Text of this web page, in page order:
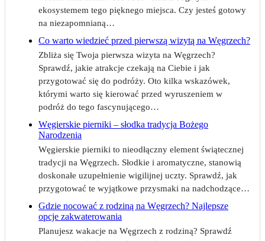
ekosystemem tego pięknego miejsca. Czy jesteś gotowy
na niezapomnianą…
Co warto wiedzieć przed pierwszą wizytą na Węgrzech?
Zbliża się Twoja pierwsza wizyta na Węgrzech?
Sprawdź, jakie atrakcje czekają na Ciebie i jak
przygotować się do podróży. Oto kilka wskazówek,
którymi warto się kierować przed wyruszeniem w
podróż do tego fascynującego…
Węgierskie pierniki – słodka tradycja Bożego
Narodzenia
Węgierskie pierniki to nieodłączny element świątecznej
tradycji na Węgrzech. Słodkie i aromatyczne, stanowią
doskonałe uzupełnienie wigilijnej uczty. Sprawdź, jak
przygotować te wyjątkowe przysmaki na nadchodzące…
Gdzie nocować z rodziną na Węgrzech? Najlepsze
opcje zakwaterowania
Planujesz wakacje na Węgrzech z rodziną? Sprawdź